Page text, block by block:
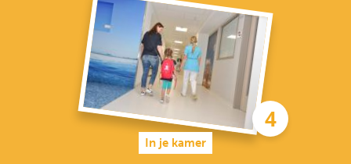
In je kamer